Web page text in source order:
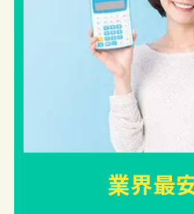
業界最